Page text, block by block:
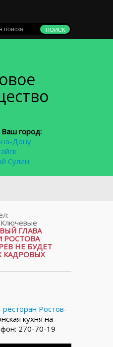
город:
на-Дону
Сулин
Ключевые
ГЛАВА
РОСТОВА
НЕ БУДЕТ
КАДРОВЫХ
ресторан Ростов-
кухня на
270-70-19